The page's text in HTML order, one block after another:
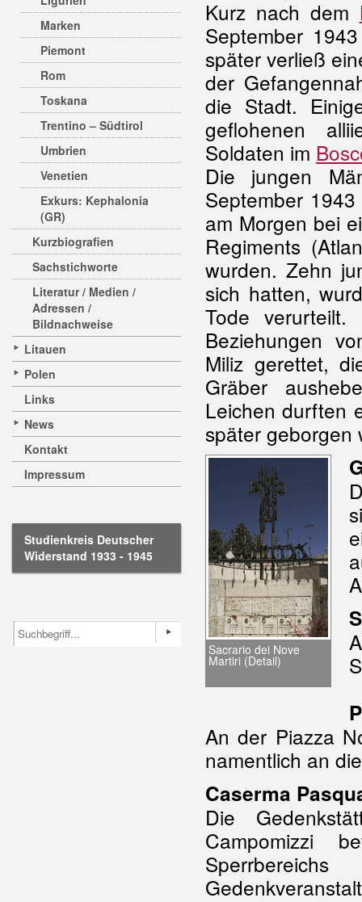
Marken
Piemont
Rom
Toskana
Trentino – Südtirol
Umbrien
Venetien
Exkurs: Kephalonia
(GR)
Kurzbiografien
Sachstichworte
Literatur / Medien /
Adressen /
Bildnachweise
Litauen
Polen
Links
News
Kontakt
Impressum
Studienkreis Deutscher
Widerstand 1933 - 1945
Kurz nach dem
September
später verließ
der
die Stadt.
geflohenen
Soldaten im
Die jungen
September
am Morgen bei
Regiments
wurden. Zehn
sich hatten,
Tode
Beziehungen
Miliz gerettet,
Gräber
Leichen durften
später geborgen
Sacrario dei Nove
Martiri (Detail)
An der Piazza
namentlich an
Caserma
Die
Campomizzi